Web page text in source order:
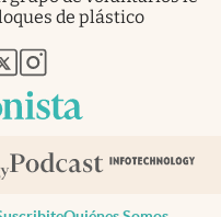
de plástico
pestaña
nueva pestaña
en nueva pestaña
abre en nueva pestaña
abre en nueva pestaña